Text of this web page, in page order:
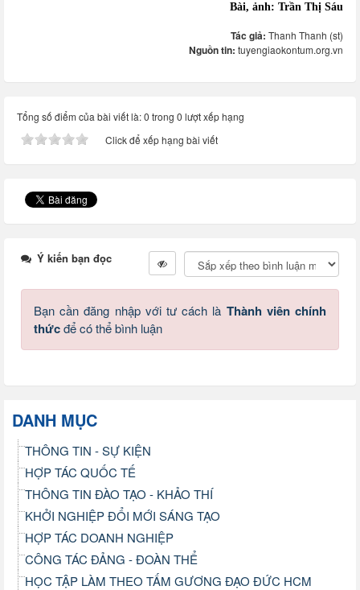
Bài, ảnh: Trần Thị Sáu
Tác giả: Thanh Thanh (st)
Nguồn tin: tuyengiaokontum.org.vn
Tổng số điểm của bài viết là: 0 trong 0 lượt xếp hạng
Click để xếp hạng bài viết
Ý kiến bạn đọc
Bạn cần đăng nhập với tư cách là Thành viên chính
thứcđể có thể bình luận
DANH MỤC
THÔNG TIN - SỰ KIỆN
HỢP TÁC QUỐC TẾ
THÔNG TIN ĐÀO TẠO - KHẢO THÍ
KHỞI NGHIỆP ĐỔI MỚI SÁNG TẠO
HỢP TÁC DOANH NGHIỆP
CÔNG TÁC ĐẢNG - ĐOÀN THỂ
HỌC TẬP LÀM THEO TẤM GƯƠNG ĐẠO ĐỨC HCM